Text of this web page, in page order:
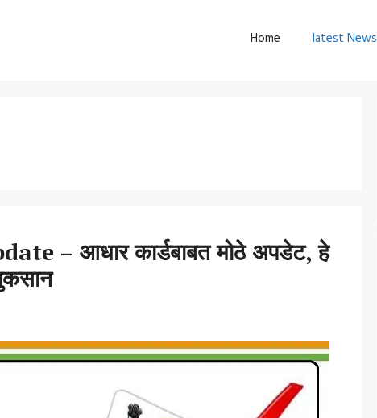
Home latest News
– आधार कार्डबाबत मोठे अपडेट, हे